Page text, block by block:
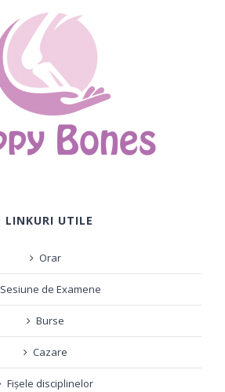
LINKURI UTILE
Orar
Sesiune de Examene
Burse
Cazare
Fișele disciplinelor